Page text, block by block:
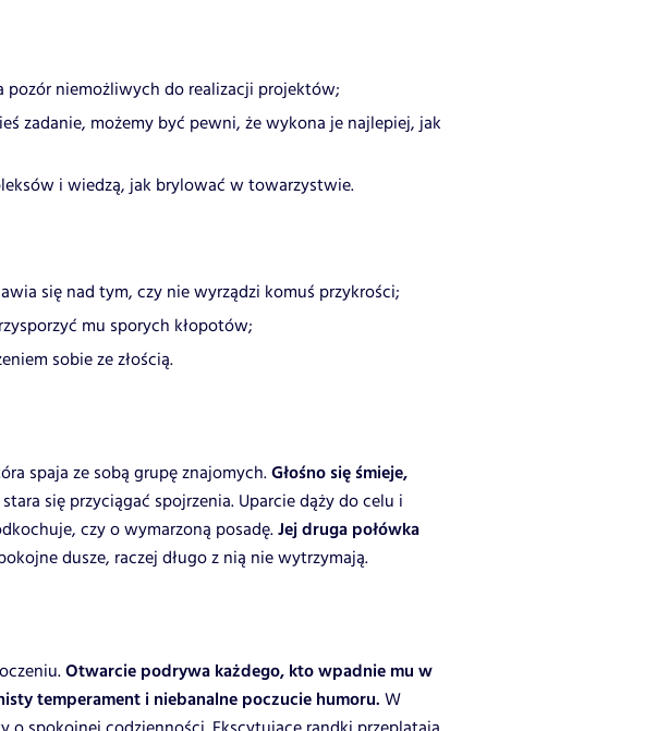
pozór niemożliwych do realizacji projektów;
zadanie, możemy być pewni, że wykona je najlepiej, jak
i wiedzą, jak brylować w towarzystwie.
się nad tym, czy nie wyrządzi komuś przykrości;
mu sporych kłopotów;
sobie ze złością.
spaja ze sobą grupę znajomych.Głośno się śmieje,
się przyciągać spojrzenia. Uparcie dąży do celu i
czy o wymarzoną posadę.Jej druga połówka
dusze, raczej długo z nią nie wytrzymają.
Otwarcie podrywa każdego, kto wpadnie mu w
temperament i niebanalne poczucie humoru. W